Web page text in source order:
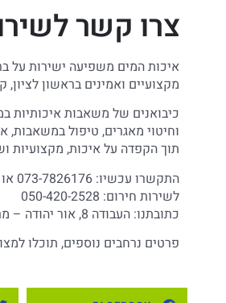
צרו קשר
איכות המים משפיעה ישירות על
מקצועיים ואמינים בראשון
כיבואנים של משאבות איכותיות
וחיטוי מאגרים, טיפול במשאבות,
תוך הקפדה על איכות, מקצועיות
התקשרו עכשיו: 073-7826176 או צרו קשר בדוא"ל:
לשירות חירום: 050-420-2528
כתובתנו: העבודה 8, אור יהודה – מרכז לוגיסטי
פרטים נרחבים נוספים, תוכלו